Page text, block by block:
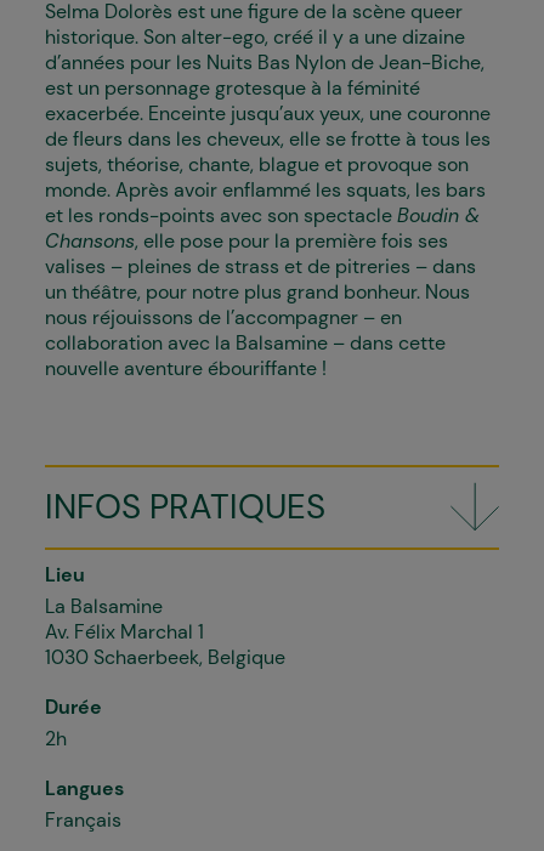
INFOS PRATIQUES
Lieu
La Balsamine
Av. Félix Marchal 1
1030 Schaerbeek, Belgique
Durée
2h
Langues
Français
Selma Dolorès est une figure de la scène queer
historique. Son alter-ego, créé il y a une dizaine
d’années pour les Nuits Bas Nylon de Jean-Biche,
est un personnage grotesque à la féminité
exacerbée. Enceinte jusqu’aux yeux, une couronne
de fleurs dans les cheveux, elle se frotte à tous les
sujets, théorise, chante, blague et provoque son
monde. Après avoir enflammé les squats, les bars
et les ronds-points avec son spectacleBoudin &
Chansons, elle pose pour la première fois ses
valises – pleines de strass et de pitreries – dans
un théâtre, pour notre plus grand bonheur. Nous
nous réjouissons de l’accompagner – en
collaboration avec la Balsamine – dans cette
nouvelle aventure ébouriffante !